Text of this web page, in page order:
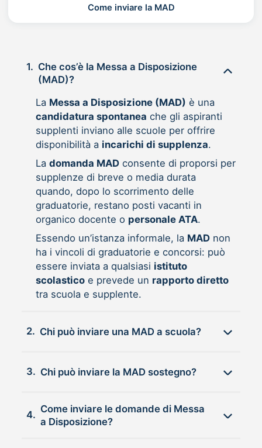
Come inviare la MAD
1. Che cos’è la Messa a Disposizione
(MAD)?
La Messa a Disposizione (MAD) è una
candidatura spontanea che gli aspiranti
supplenti inviano alle scuole per offrire
disponibilità a incarichi di supplenza.
La domanda MADconsente di proporsi per
supplenze di breve o media durata
quando, dopo lo scorrimento delle
graduatorie, restano posti vacanti in
organico docente o personale ATA.
Essendo un’istanza informale, la MADnon
ha i vincoli di graduatorie e concorsi: può
essere inviata a qualsiasi istituto
scolasticoe prevede un rapporto diretto
tra scuola e supplente.
2. Chi può inviare una MAD a scuola?
3. Chi può inviare la MAD sostegno?
4.
Come inviare le domande di Messa
a Disposizione?